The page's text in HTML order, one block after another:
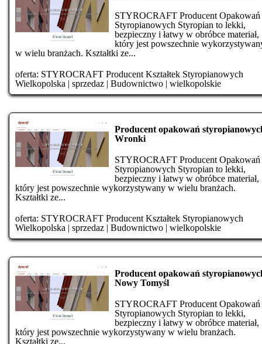
STYROCRAFT Producent Opakowań
Styropianowych Styropian to lekki,
bezpieczny i łatwy w obróbce materiał,
który jest powszechnie
w wielu branżach. Kształtki ze...
oferta: STYROCRAFT Producent Kształtek Styropianowych
Wielkopolska | sprzedaz | Budownictwo | wielkopolskie
Producent opakowań
Wronki
STYROCRAFT Producent Opakowań
Styropianowych Styropian to lekki,
bezpieczny i łatwy w obróbce materiał,
który jest powszechnie wykorzystywany w wielu branżach.
Kształtki ze...
oferta: STYROCRAFT Producent Kształtek Styropianowych
Wielkopolska | sprzedaz | Budownictwo | wielkopolskie
Producent opakowań
Nowy Tomyśl
STYROCRAFT Producent Opakowań
Styropianowych Styropian to lekki,
bezpieczny i łatwy w obróbce materiał,
który jest powszechnie wykorzystywany w wielu branżach.
Kształtki ze...